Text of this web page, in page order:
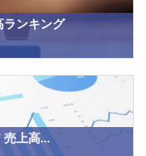
ランキング
売上高...